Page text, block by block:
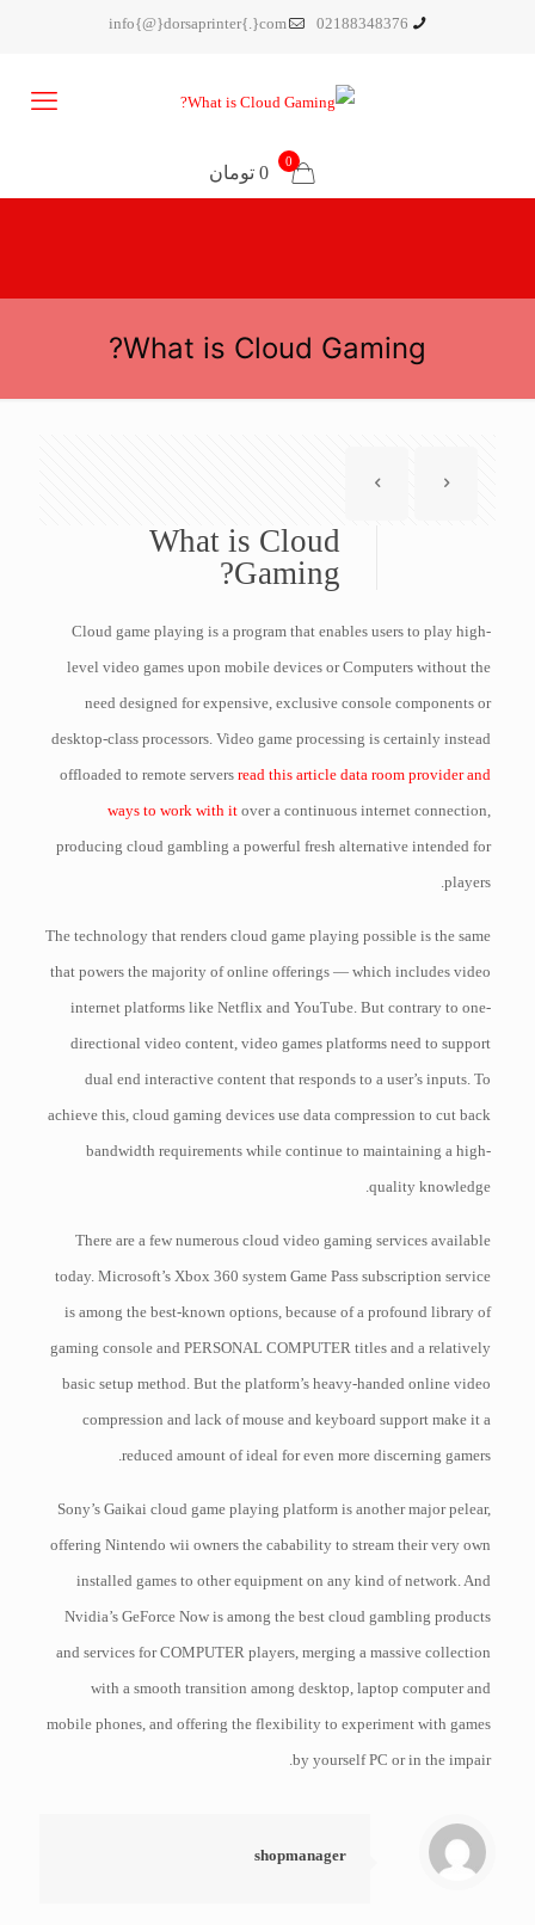
02188348376
info{@}dorsaprinter{.}com
0
0 تومان
What is Cloud Gaming?
What is Cloud
Gaming?
Cloud game playing is a program that enables users to play high-
level video games upon mobile devices or Computers without the
need designed for expensive, exclusive console components or
desktop-class processors. Video game processing is certainly instead
offloaded to remote serversread this article data room provider and
ways to work with it over a continuous internet connection,
producing cloud gambling a powerful fresh alternative intended for
players.
The technology that renders cloud game playing possible is the same
that powers the majority of online offerings — which includes video
internet platforms like Netflix and YouTube. But contrary to one-
directional video content, video games platforms need to support
dual end interactive content that responds to a user’s inputs. To
achieve this, cloud gaming devices use data compression to cut back
bandwidth requirements while continue to maintaining a high-
quality knowledge.
There are a few numerous cloud video gaming services available
today. Microsoft’s Xbox 360 system Game Pass subscription service
is among the best-known options, because of a profound library of
gaming console and PERSONAL COMPUTER titles and a relatively
basic setup method. But the platform’s heavy-handed online video
compression and lack of mouse and keyboard support make it a
reduced amount of ideal for even more discerning gamers.
Sony’s Gaikai cloud game playing platform is another major pelear,
offering Nintendo wii owners the cabability to stream their very own
installed games to other equipment on any kind of network. And
Nvidia’s GeForce Now is among the best cloud gambling products
and services for COMPUTER players, merging a massive collection
with a smooth transition among desktop, laptop computer and
mobile phones, and offering the flexibility to experiment with games
by yourself PC or in the impair.
shopmanager